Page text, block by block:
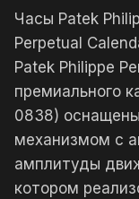
Часы Patek
Perpetual
Patek Philippe
премиального
0838)
механизмом с
амплитуды
котором